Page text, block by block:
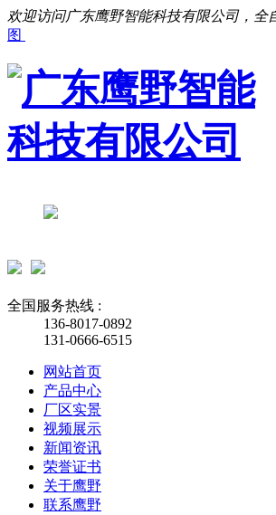
欢迎访问广东鹰野智能科技有限公司，
图
全国服务热线 :
136-8017-0892
131-0666-6515
网站首页
产品中心
厂区实景
视频展示
新闻资讯
荣誉证书
关于鹰野
联系鹰野